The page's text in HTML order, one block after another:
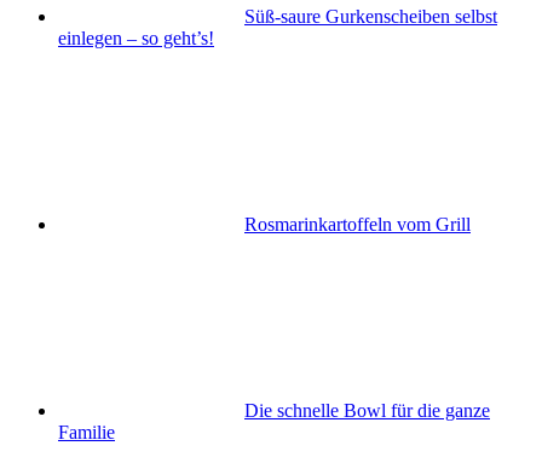
Süß-saure Gurkenscheiben selbst
einlegen – so geht’s!
Rosmarinkartoffeln vom Grill
Die schnelle Bowl für die ganze
Familie